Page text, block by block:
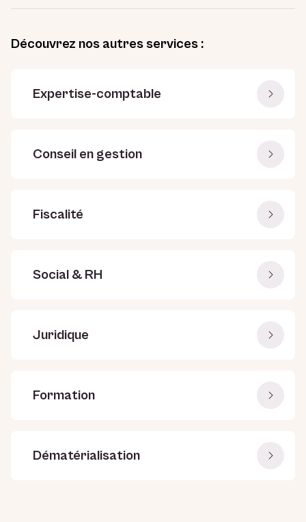
Découvrez nos autres services :
Expertise-comptable
Conseil en gestion
Fiscalité
Social & RH
Juridique
Formation
Dématérialisation